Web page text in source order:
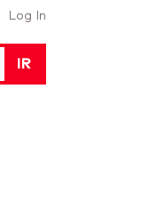
Log In
IR